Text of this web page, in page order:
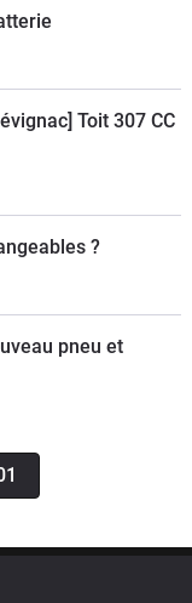
Toit 307 CC
?
pneu et